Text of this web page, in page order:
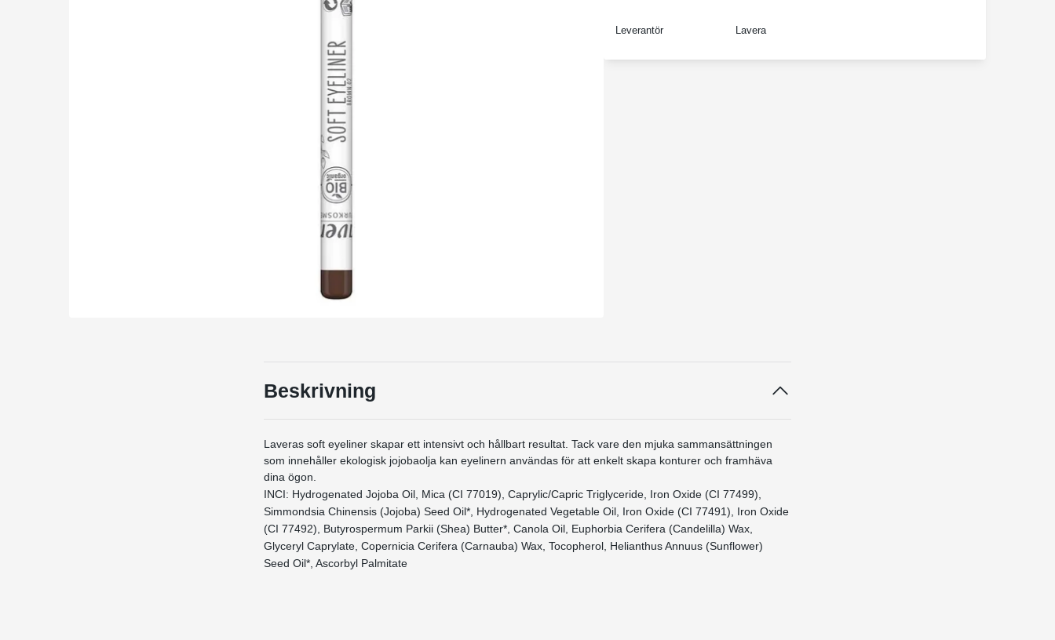
Leverantör Lavera
Beskrivning
Laveras soft eyeliner skapar ett intensivt och hållbart resultat. Tack vare den mjuka sammansättningen
som innehåller ekologisk jojobaolja kan eyelinern användas för att enkelt skapa konturer och framhäva
dina ögon.
INCI: Hydrogenated Jojoba Oil, Mica (CI 77019), Caprylic/Capric Triglyceride, Iron Oxide (CI 77499),
Simmondsia Chinensis (Jojoba) Seed Oil*, Hydrogenated Vegetable Oil, Iron Oxide (CI 77491), Iron Oxide
(CI 77492), Butyrospermum Parkii (Shea) Butter*, Canola Oil, Euphorbia Cerifera (Candelilla) Wax,
Glyceryl Caprylate, Copernicia Cerifera (Carnauba) Wax, Tocopherol, Helianthus Annuus (Sunflower)
Seed Oil*, Ascorbyl Palmitate